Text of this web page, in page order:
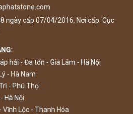
ngày cấp 07/04/2016, Nơi cấp: Cục
hải - Đa tốn - Gia Lâm - Hà Nội
- Hà Nam
- Phú Thọ
Hà Nội
Vĩnh Lộc - Thanh Hóa